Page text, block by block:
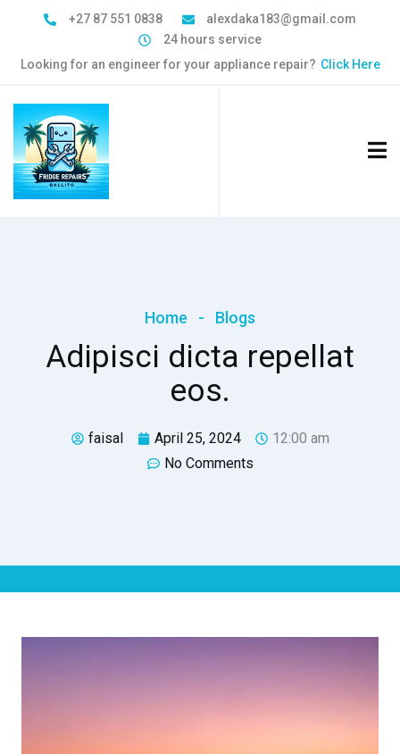
+27 87 551 0838
alexdaka183@gmail.com
24 hours service
Looking for an engineer for your appliance repair? Click Here
Home - Blogs
Adipisci dicta repellat
eos.
faisal April 25, 2024
12:00 am
No Comments